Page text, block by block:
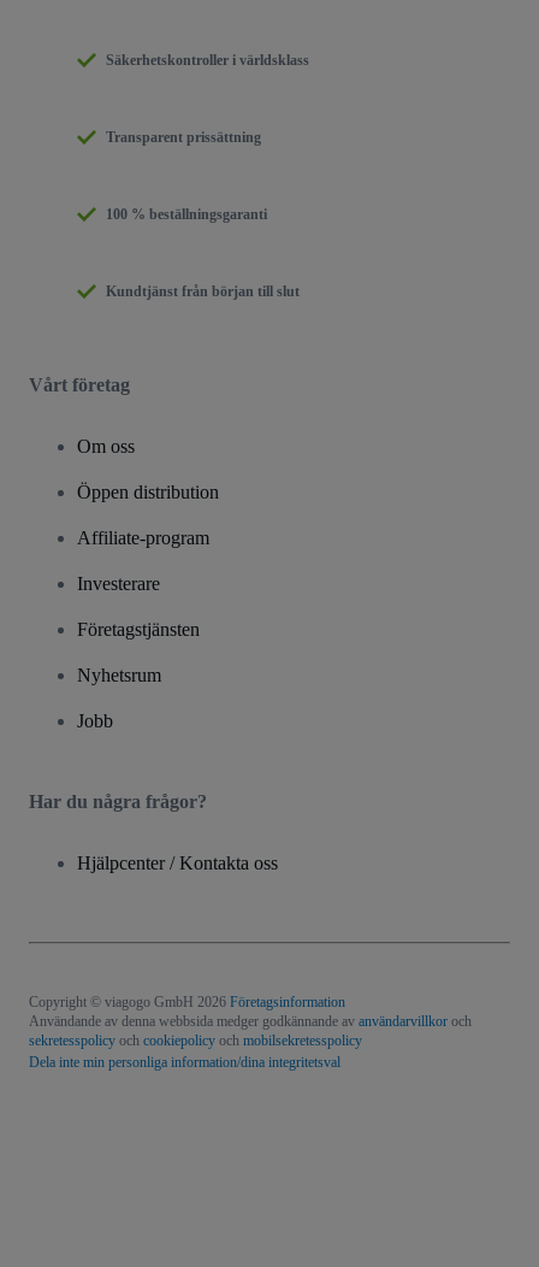
Säkerhetskontroller i världsklass
Transparent prissättning
100 % beställningsgaranti
Kundtjänst från början till slut
Vårt företag
Om oss
Öppen distribution
Affiliate-program
Investerare
Företagstjänsten
Nyhetsrum
Jobb
Har du några frågor?
Hjälpcenter / Kontakta oss
Copyright © viagogo GmbH 2026 Företagsinformation
Användande av denna webbsida medger godkännande av användarvillkor och
sekretesspolicy och cookiepolicy och mobilsekretesspolicy
Dela inte min personliga information/dina integritetsval